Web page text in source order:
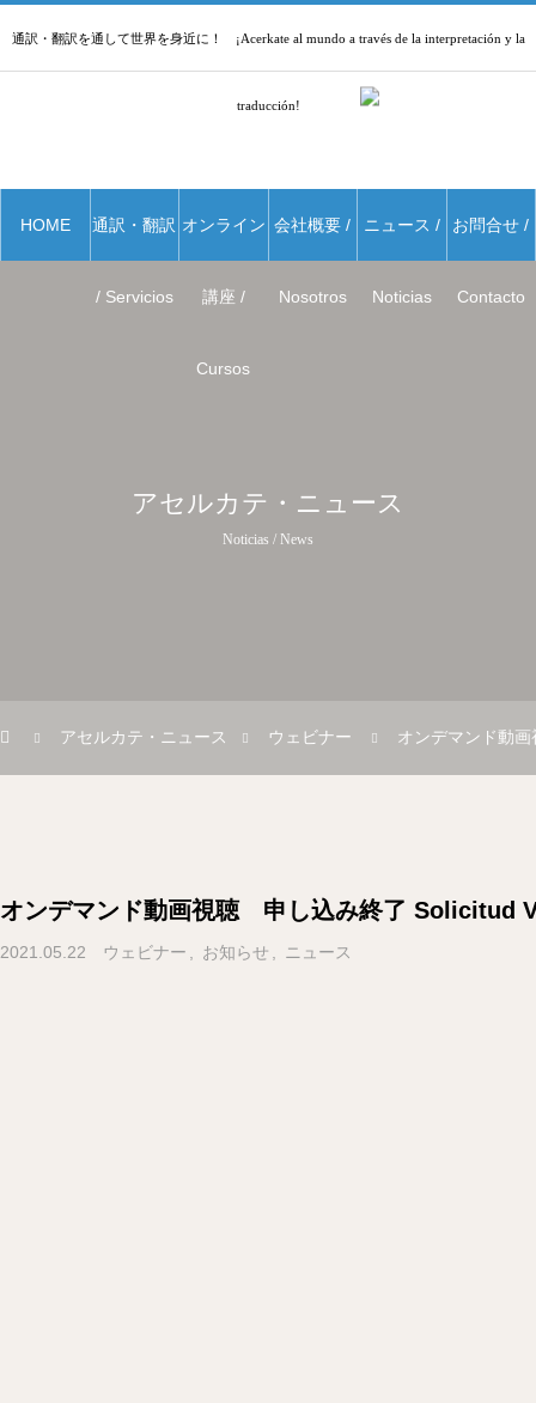
通訳・翻訳を通して世界を身近に！ ¡Acerkate al mundo a través de la interpretación y la
traducción!
HOME 通訳・翻訳
/ Servicios
オンライン
講座 /
Cursos
会社概要 /
Nosotros
ニュース /
Noticias
お問合せ /
Contacto
アセルカテ・ニュース
Noticias / News
アセルカテ・ニュース ウェビナー オンデマンド動
オンデマンド動画視聴 申し込み終了 Solicitud
2021.05.22 ウェビナー お知らせ ニュース